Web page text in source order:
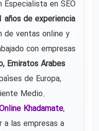
Especialista en SEO
años de experiencia
ventas online y
con empresas
Emiratos Árabes
de Europa,
Medio.
Khadamate,
a las empresas a